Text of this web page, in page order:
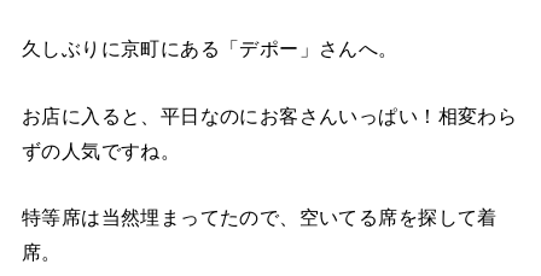
久しぶりに京町にある「デポー」さんへ。
お店に入ると、平日なのにお客さんいっぱい！相変わら
ずの人気ですね。
特等席は当然埋まってたので、空いてる席を探して着
席。